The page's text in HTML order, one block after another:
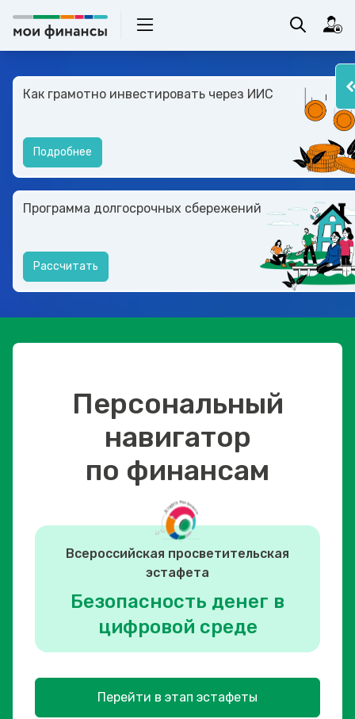
Как грамотно инвестировать через ИИС
Подробнее
Программа долгосрочных сбережений
Рассчитать
Персональный
навигатор
по финансам
Всероссийская просветительская
эстафета
Безопасность денег в
цифровой среде
Перейти в этап эстафеты